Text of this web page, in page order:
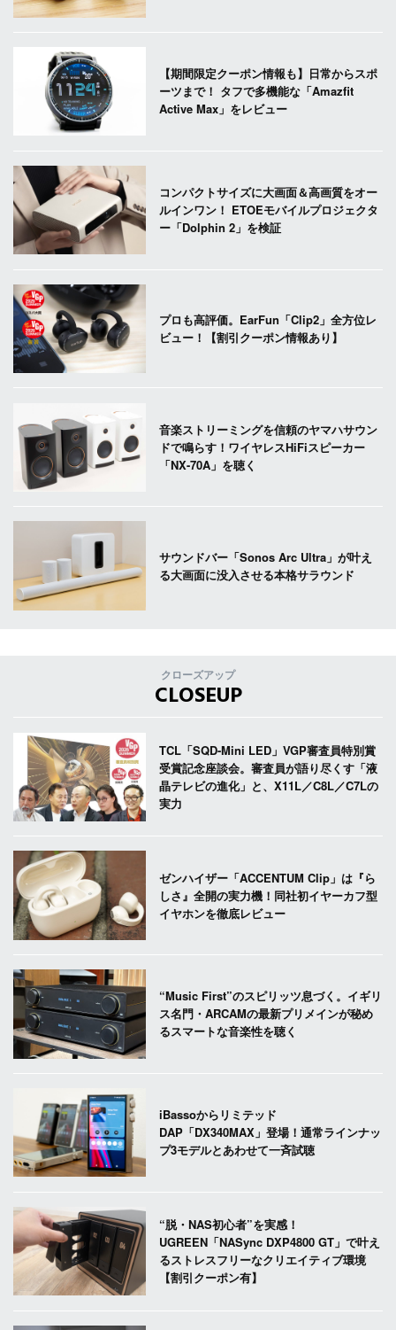
【期間限定クーポン情報も】日常からスポ
ーツまで！ タフで多機能な「Amazfit
Active Max」をレビュー
コンパクトサイズに大画面＆高画質をオー
ルインワン！ ETOEモバイルプロジェクタ
ー「Dolphin 2」を検証
プロも高評価。EarFun「Clip2」全方位レ
ビュー！【割引クーポン情報あり】
音楽ストリーミングを信頼のヤマハサウン
ドで鳴らす！ワイヤレスHiFiスピーカー
「NX-70A」を聴く
サウンドバー「Sonos Arc Ultra」が叶え
る大画面に没入させる本格サラウンド
クローズアップ
CLOSEUP
TCL「SQD-Mini LED」VGP審査員特別賞
受賞記念座談会。審査員が語り尽くす「液
晶テレビの進化」と、X11L／C8L／C7Lの
実力
ゼンハイザー「ACCENTUM Clip」は『ら
しさ』全開の実力機！同社初イヤーカフ型
イヤホンを徹底レビュー
“Music First”のスピリッツ息づく。イギリ
ス名門・ARCAMの最新プリメインが秘め
るスマートな音楽性を聴く
iBassoからリミテッド
DAP「DX340MAX」登場！通常ラインナッ
プ3モデルとあわせて一斉試聴
“脱・NAS初心者”を実感！
UGREEN「NASync DXP4800 GT」で叶え
るストレスフリーなクリエイティブ環境
【割引クーポン有】